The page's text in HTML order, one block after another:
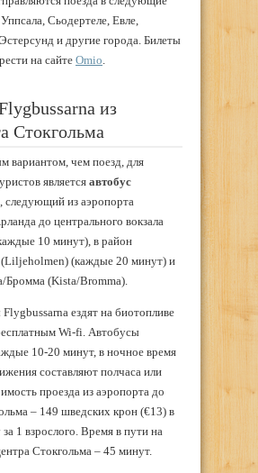
Сьодертеле, Евле,
и другие города. Билеты
на сайте Omio.
из
Стокгольма
вариантом, чем поезд, для
является автобус
, следующий из аэропорта
до центрального вокзала
10 минут), в район
(каждые 20 минут) и
Бромма (Kista/Bromma).
ездят на биотопливе
Wi-fi. Автобусы
10-20 минут, в ночное время
составляют полчаса или
проезда из аэропорта до
– 149 шведских крон (€13) в
1 взрослого. Время в пути на
Стокгольма – 45 минут.